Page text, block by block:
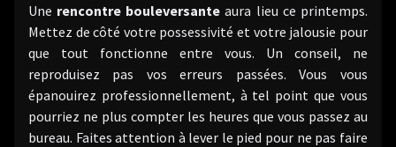
Une rencontre bouleversante aura lieu ce printemps.
Mettez de côté votre possessivité et votre jalousie pour
que tout fonctionne entre vous. Un conseil, ne
reproduisez pas vos erreurs passées. Vous vous
épanouirez professionnellement, à tel point que vous
pourriez ne plus compter les heures que vous passez au
bureau. Faites attention à lever le pied pour ne pas faire